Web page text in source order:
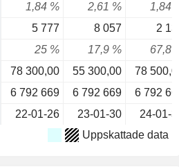
1,84 % 2,61 %
1,84
5 777 8 057
2
25 % 17,9 %
67,8
78 300,00 55 300,00
78
6 792 669 6 792 669
6 792
22-01-26 23-01-30 24-01-
Uppskattade data